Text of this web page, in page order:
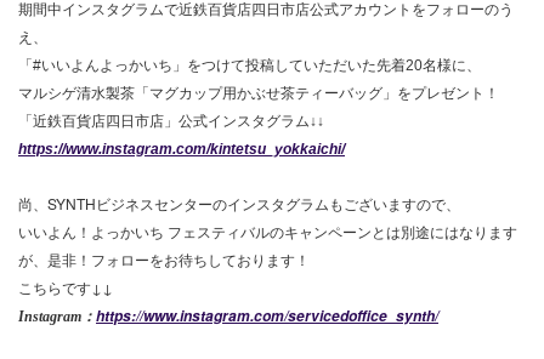
期間中インスタグラムで近鉄百貨店四日市店公式アカウントをフォローのう
え、
「#いいよんよっかいち」をつけて投稿していただいた先着20名様に、
マルシゲ清水製茶「マグカップ用かぶせ茶ティーバッグ」をプレゼント！
「近鉄百貨店四日市店」公式インスタグラム↓↓
https://www.instagram.com/kintetsu_yokkaichi/
尚、SYNTHビジネスセンターのインスタグラムもございますので、
いいよん！よっかいち フェスティバルのキャンペーンとは別途にはなります
が、是非！フォローをお待ちしております！
こちらです↓↓
Instagram： https://www.instagram.com/servicedoffice_synth/